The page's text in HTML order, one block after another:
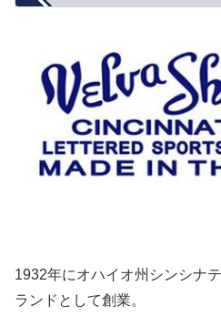
1932年にオハイオ州シンシナ
ランドとして創業。